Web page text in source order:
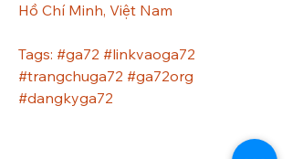
Hồ Chí Minh, Việt Nam
Tags: #ga72 #linkvaoga72
#trangchuga72 #ga72org
#dangkyga72